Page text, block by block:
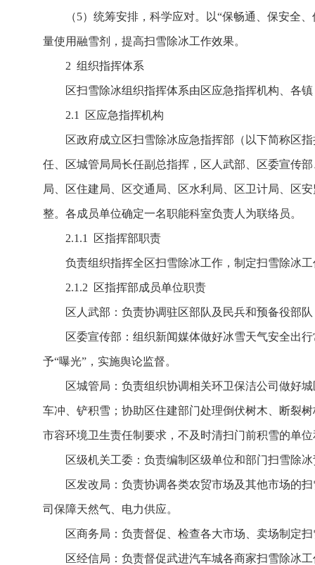
（5）统筹安排，科学应对。以“保畅通、保安全
量使用融雪剂，提高扫雪除冰工作效果。
2 组织指挥体系
区扫雪除冰组织指挥体系由区应急指挥机构、各
2.1 区应急指挥机构
区政府成立区扫雪除冰应急指挥部（以下简称区
任、区城管局局长任副总指挥，区人武部、区委宣传
局、区住建局、区交通局、区水利局、区卫计局、区
整。各成员单位确定一名职能科室负责人为联络员。
2.1.1 区指挥部职责
负责组织指挥全区扫雪除冰工作，制定扫雪除冰
2.1.2 区指挥部成员单位职责
区人武部：负责协调驻区部队及民兵和预备役部
区委宣传部：组织新闻媒体做好冰雪天气安全出
予“曝光”，实施舆论监督。
区城管局：负责组织协调相关环卫保洁公司做好
车冲、铲积雪；协助区住建部门处理倒伏树木、断裂
市容环境卫生责任制要求，不及时清扫门前积雪的单
区级机关工委：负责编制区级单位和部门扫雪除
区发改局：负责协调各类农贸市场及其他市场的
司保障天然气、电力供应。
区商务局：负责督促、检查各大市场、卖场制定
区经信局：负责督促武进汽车城各商家扫雪除冰